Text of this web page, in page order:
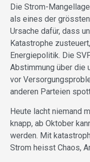
Die Strom-
als eines der
Ursache dafür, dass
Katastrophe
Energiepolitik. Die
Abstimmung über die
vor
anderen Parteien
Heute lacht niemand
knapp, ab Oktober
werden. Mit
Strom heisst Chaos,